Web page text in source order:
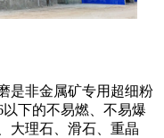
是非金属矿专用超细粉
下的不易燃、不易爆
大理石、滑石、重晶